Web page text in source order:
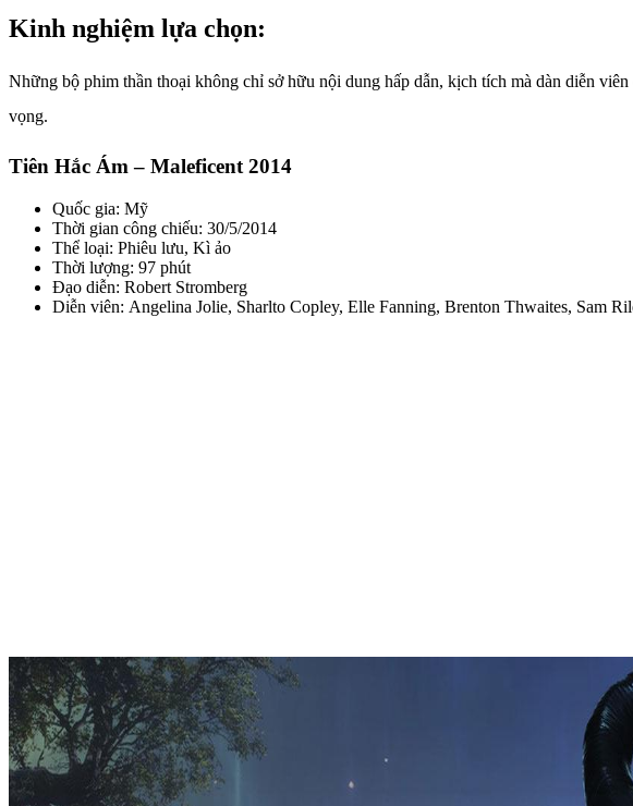
Kinh nghiệm lựa chọn:
Những bộ phim thần thoại không chỉ sở hữu nội dung hấp dẫn, kịch tích mà dàn diễn
vọng.
Tiên Hắc Ám – Maleficent 2014
Quốc gia: Mỹ
Thời gian công chiếu: 30/5/2014
Thể loại: Phiêu lưu, Kì ảo
Thời lượng: 97 phút
Đạo diễn: Robert Stromberg
Diễn viên: Angelina Jolie, Sharlto Copley, Elle Fanning, Brenton Thwaites, Sam